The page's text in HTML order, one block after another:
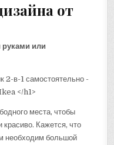
от
руками или
места, чтобы
красиво. Кажется, что
необходим большой